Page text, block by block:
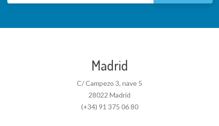
Madrid
C/ Campezo 3, nave 5
28022 Madrid
(+34) 91 375 06 80